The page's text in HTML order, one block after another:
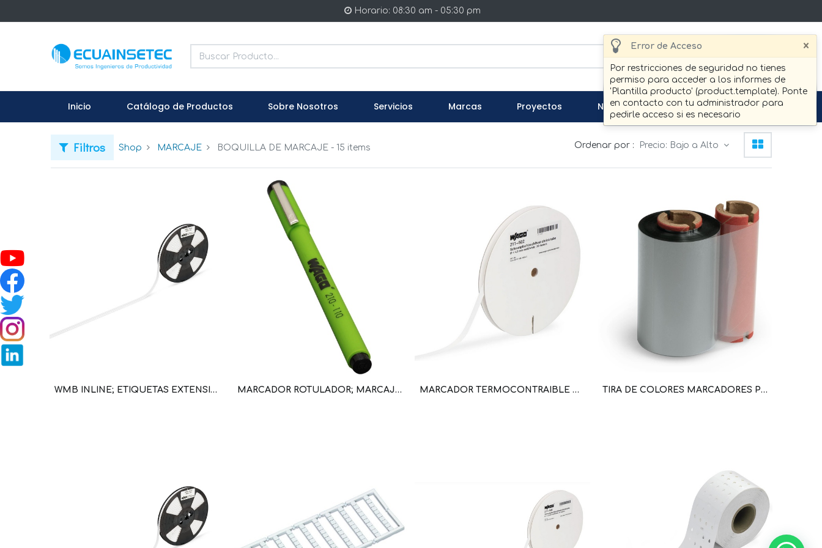
Error de Acceso ×
Por restricciones de seguridad no tienes
permiso para acceder a los informes de
'Plantilla producto' (product.template). Ponte
en contacto con tu administrador para
pedirle acceso si es necesario
Horario: 08:30 am - 05:30 pm
Buscar
Inicio Catálogo de Productos Sobre Nosotros Servicios Marcas Proyectos Noticias Contáctenos
Filtros Shop MARCAJE BOQUILLA DE MARCAJE- 15 items Ordenar por : Precio: Bajo a Alto
WMB INLINE; ETIQUETAS EXTENSIBLE 4 - 4,2 MM (WAG100715 / 2009-114) MARCADOR ROTULADOR; MARCAJE INDELEBLE (WAG100138 / 210-110) MARCADOR TERMOCONTRAIBLE DE CONDUCTORES 0,75-1 MM² (19-18 AWG); BLANCO X 1 METRO; PARA SMART PRINTER (WAG101038 / 211-501) TIRA DE COLORES MARCADORES POR TERMOTRANSFERENCIA SMARTPRINTER; ANCHO 50 MM X 74 M (WAG100214 / 258-5005)